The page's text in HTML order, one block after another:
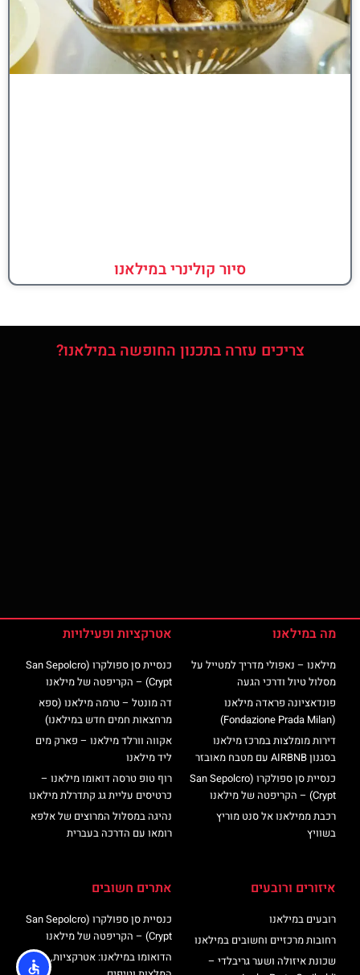
סיור קולינרי במילאנו
צריכים עזרה בתכנון החופשה במילאנו?
מה במילאנו
מילאנו – נאפולי מדריך למטייל על
מסלול טיול ודרכי הגעה
פונדאציונה פראדה מילאנו
(Fondazione Prada Milan)
דירות מומלצות במרכז מילאנו
בסגנון AIRBNB עם מטבח מאובזר
כנסיית סן ספולקרו (San Sepolcro
Crypt) – הקריפטה של מילאנו
רכבת ממילאנו אל סנט מוריץ
בשוויץ
אטרקציות ופעילויות
כנסיית סן ספולקרו (San Sepolcro
Crypt) – הקריפטה של מילאנו
דה מונטל – טרמה מילאנו (ספא
מרחצאות חמים חדש במילאנו)
אקווה וורלד מילאנו – פארק מים
ליד מילאנו
רוף טופ טרסה דואומו מילאנו –
כרטיסים עליית גג קתדרלת מילאנו
נהיגה במסלול המרוצים של אלפא
רומאו עם הדרכה בעברית
איזורים ורובעים
רובעים במילאנו
רחובות מרכזיים וחשובים במילאנו
שכונת איזולה ושער גריבלדי –
אתרים חשובים
כנסיית סן ספולקרו (San Sepolcro
Crypt) – הקריפטה של מילאנו
הדואומו במילאנו: אטרקציות,